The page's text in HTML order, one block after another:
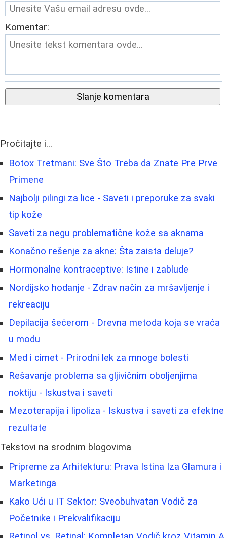
Komentar:
Slanje komentara
Pročitajte i...
Botox Tretmani: Sve Što Treba da Znate Pre Prve
Primene
Najbolji pilingi za lice - Saveti i preporuke za svaki
tip kože
Saveti za negu problematične kože sa aknama
Konačno rešenje za akne: Šta zaista deluje?
Hormonalne kontraceptive: Istine i zablude
Nordijsko hodanje - Zdrav način za mršavljenje i
rekreaciju
Depilacija šećerom - Drevna metoda koja se vraća
u modu
Med i cimet - Prirodni lek za mnoge bolesti
Rešavanje problema sa gljivičnim oboljenjima
noktiju - Iskustva i saveti
Mezoterapija i lipoliza - Iskustva i saveti za efektne
rezultate
Tekstovi na srodnim blogovima
Pripreme za Arhitekturu: Prava Istina Iza Glamura i
Marketinga
Kako Ući u IT Sektor: Sveobuhvatan Vodič za
Početnike i Prekvalifikaciju